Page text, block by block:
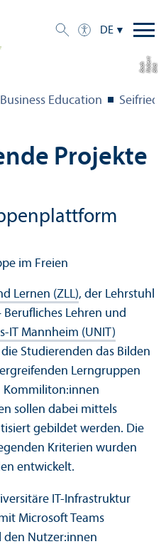
DE
Bil
d:
N
o
b
e r
tB
a
c
h
Education Seifried
Projekte
Lernen (ZLL), der Lehr­stuhl
Lehren und
IT Mannheim (UNIT)
Studierenden das Bilden
Lern­gruppen
Kommiliton:innen
sollen dabei mittels
gebildet werden. Die
Kriterien wurden
entwickelt.
IT-Infrastruktur
Microsoft Teams
den Nutzer:innen